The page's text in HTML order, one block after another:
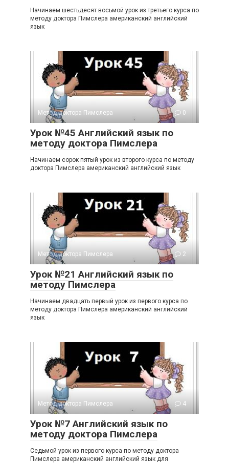
Начинаем шестьдесят восьмой урок из третьего курса по
методу доктора Пимслера американский английский
язык
Метод доктора Пимслера 0
Урок №45 Английский язык по
методу доктора Пимслера
Начинаем сорок пятый урок из второго курса по методу
доктора Пимслера американский английский язык
Метод доктора Пимслера 2
Урок №21 Английский язык по
методу Пимслера
Начинаем двадцать первый урок из первого курса по
методу доктора Пимслера американский английский
язык
Метод доктора Пимслера 4
Урок №7 Английский язык по
методу доктора Пимслера
Седьмой урок из первого курса по методу доктора
Пимслера американский английский язык для